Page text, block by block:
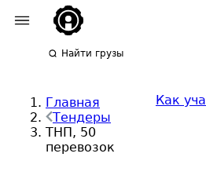
Найти грузы
Главная
Тендеры
ТНП, 50
перевозок
Как